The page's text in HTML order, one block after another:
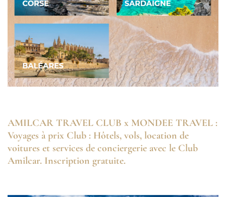
AMILCAR TRAVEL CLUB x MONDEE TRAVEL :
Voyages à prix Club : Hôtels, vols, location de
voitures et services de conciergerie avec le Club
Amilcar. Inscription gratuite.